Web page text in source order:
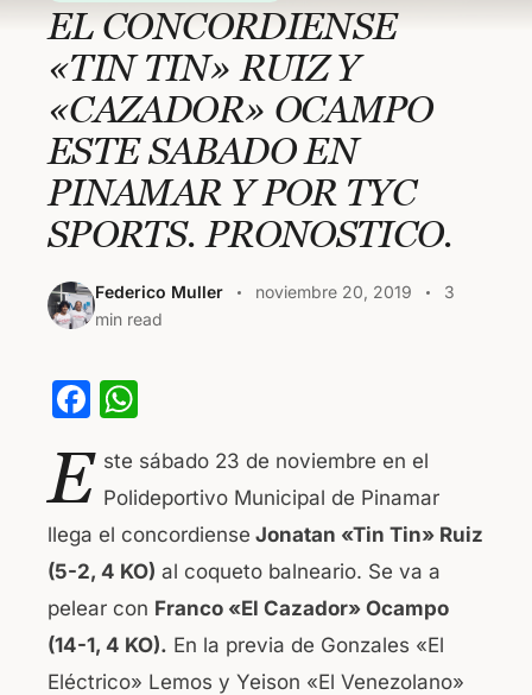
EL CONCORDIENSE
«TIN TIN» RUIZ Y
«CAZADOR» OCAMPO
ESTE SABADO EN
PINAMAR Y POR TYC
SPORTS. PRONOSTICO.
Federico Muller noviembre 20, 2019
3
min read
F
c
e
b
o
o
k
at
s
A
p
p
E ste sábado 23 de noviembre en el
Polideportivo Municipal de Pinamar
llega el concordiense Jonatan «Tin Tin» Ruiz
(5-2, 4 KO) al coqueto balneario. Se va a
pelear con Franco «El Cazador» Ocampo
(14-1, 4 KO). En la previa de Gonzales «El
Eléctrico» Lemos y Yeison «El Venezolano»